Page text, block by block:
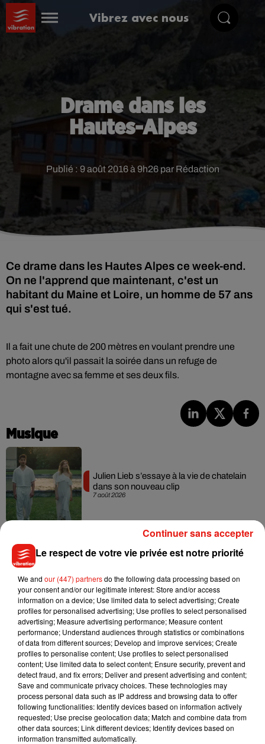
Vibrez avec nous
Drame dans les
Hautes-Alpes
Publié : 9 août 2016 à 9h26 par Rédaction
Ce drame dans les Hautes Alpes ce week-end.
On ne l'apprend que maintenant, c'est un
habitant du Maine et Loire, un homme de 57 ans
qui s'est tué.
Il a fait une chute de 200 mètres en voulant prendre une
photo alors qu'il passait la soirée dans un refuge de
montagne avec sa femme et ses deux fils.
Musique
7 août 2026
Julien Lieb s’essaye à la vie de chatelain
dans son nouveau clip
Madonna sort enfin le remix de « Love
7 août 2026
Tayc et Didi B dévoilent le single le plus
dansant de l’année
7 août 2026
Angèle et Amélie Lens dévoilent leur
collaboration tant attendue
Le respect de votre vie privée est notre priorité
We and our (447) partnersdo the following data processing based on
your consent and/or our legitimate interest: Store and/or access
information on a device; Use limited data to select advertising; Create
profiles for personalised advertising; Use profiles to select personalised
advertising; Measure advertising performance; Measure content
performance; Understand audiences through statistics or combinations
of data from different sources; Develop and improve services; Create
profiles to personalise content; Use profiles to select personalised
content; Use limited data to select content; Ensure security, prevent and
detect fraud, and fix errors; Deliver and present advertising and content;
Save and communicate privacy choices. These technologies may
process personal data such as IP address and browsing data to offer
following functionalities: Identify devices based on information actively
requested; Use precise geolocation data; Match and combine data from
other data sources; Link different devices; Identify devices based on
information transmitted automatically.
Continuer sans accepter